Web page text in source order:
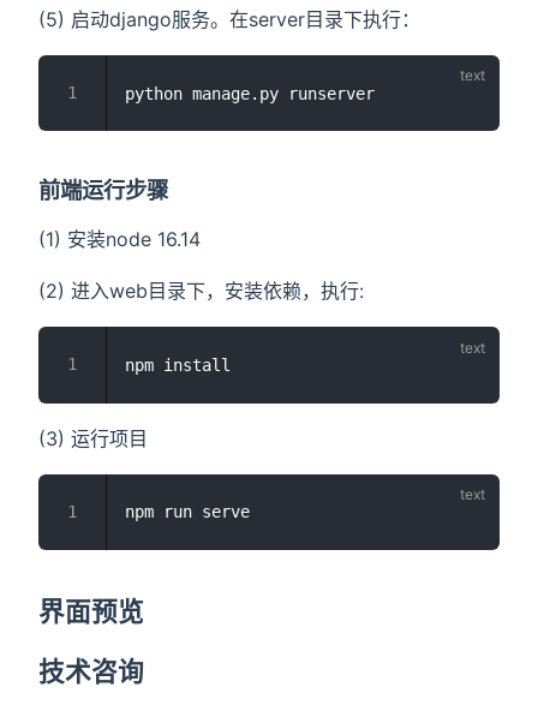
(5) 启动django服务。在server目录下执行：
前端运行步骤
(1) 安装node 16.14
(2) 进入web目录下，安装依赖，执行:
(3) 运行项目
界面预览
技术咨询